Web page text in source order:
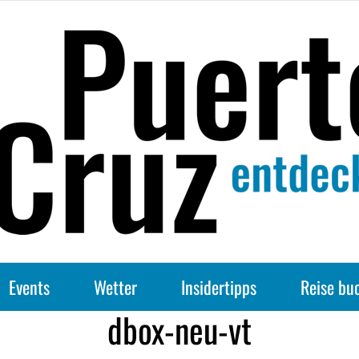
Events Wetter Insidertipps Reise
dbox-neu-vt